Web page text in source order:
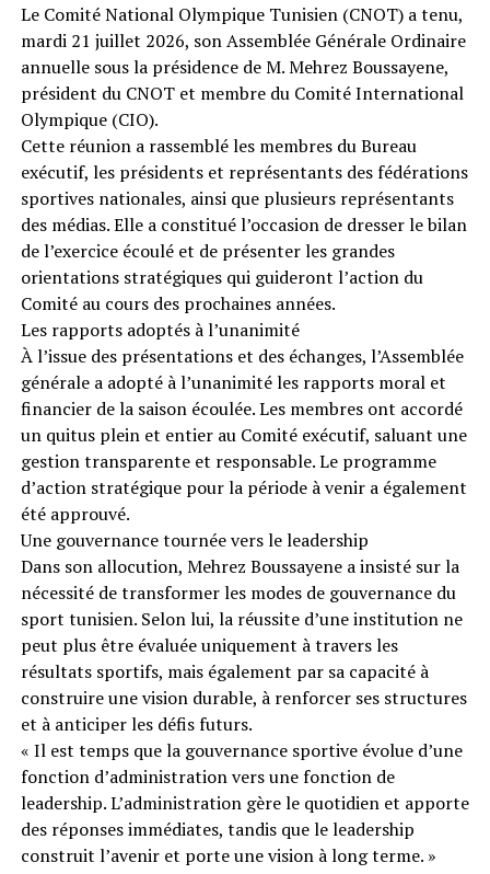
Le Comité National Olympique Tunisien (CNOT) a tenu,
mardi 21 juillet 2026, son Assemblée Générale Ordinaire
annuelle sous la présidence de M. Mehrez Boussayene,
président du CNOT et membre du Comité International
Olympique (CIO).
Cette réunion a rassemblé les membres du Bureau
exécutif, les présidents et représentants des fédérations
sportives nationales, ainsi que plusieurs représentants
des médias. Elle a constitué l’occasion de dresser le bilan
de l’exercice écoulé et de présenter les grandes
orientations stratégiques qui guideront l’action du
Comité au cours des prochaines années.
Les rapports adoptés à l’unanimité
À l’issue des présentations et des échanges, l’Assemblée
générale a adopté à l’unanimité les rapports moral et
financier de la saison écoulée. Les membres ont accordé
un quitus plein et entier au Comité exécutif, saluant une
gestion transparente et responsable. Le programme
d’action stratégique pour la période à venir a également
été approuvé.
Une gouvernance tournée vers le leadership
Dans son allocution, Mehrez Boussayene a insisté sur la
nécessité de transformer les modes de gouvernance du
sport tunisien. Selon lui, la réussite d’une institution ne
peut plus être évaluée uniquement à travers les
résultats sportifs, mais également par sa capacité à
construire une vision durable, à renforcer ses structures
et à anticiper les défis futurs.
« Il est temps que la gouvernance sportive évolue d’une
fonction d’administration vers une fonction de
leadership. L’administration gère le quotidien et apporte
des réponses immédiates, tandis que le leadership
construit l’avenir et porte une vision à long terme. »